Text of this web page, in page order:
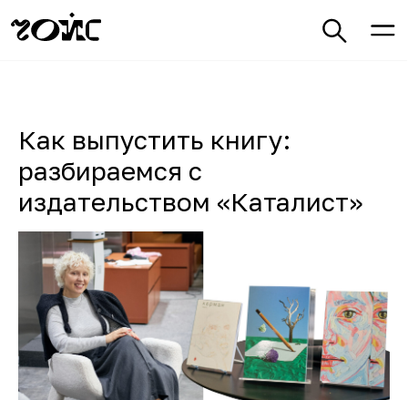
Как выпустить книгу:
разбираемся с
издательством «Каталист»